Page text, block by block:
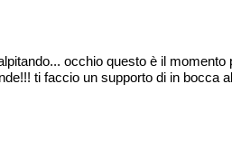
occhio questo è il momento
ti faccio un supporto di in bocca